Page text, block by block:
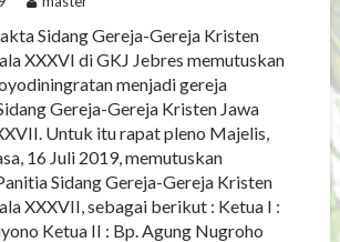
Sidang Gereja-Gereja Kristen
XXXVI di GKJ Jebres memutuskan
menjadi gereja
Gereja-Gereja Kristen Jawa
Untuk itu rapat pleno Majelis,
16 Juli 2019, memutuskan
Sidang Gereja-Gereja Kristen
XXXVII, sebagai berikut : Ketua I :
Ketua II : Bp. Agung Nugroho